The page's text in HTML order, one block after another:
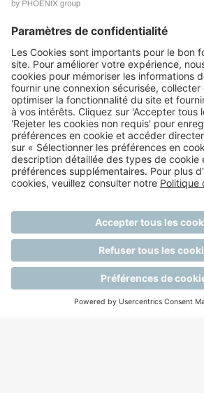
ACCÈS CLIENT
MENTIONS LÉGALES
POLITIQUE DE
POLITIQUE QUALITÉ
CONDITIONS GÉNÉRALES